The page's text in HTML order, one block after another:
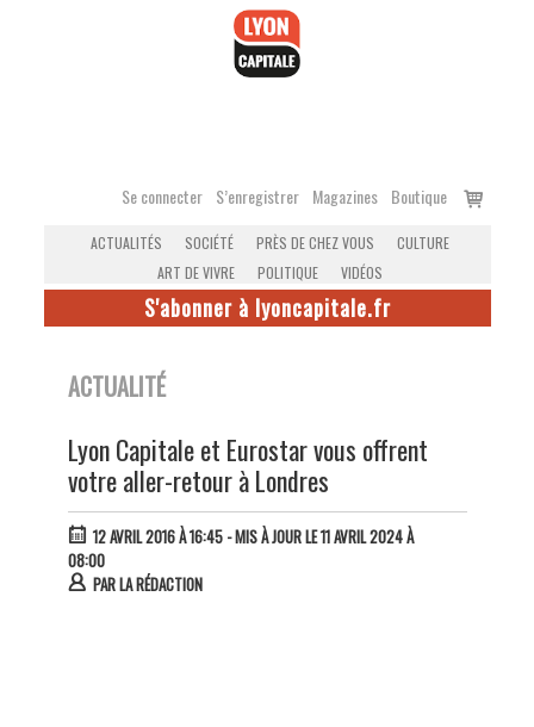
Se connecter S’enregistrer Magazines Boutique
Voir
ACTUALITÉS SOCIÉTÉ PRÈS DE CHEZ VOUS
CULTURE
ART DE VIVRE
POLITIQUE VIDÉOS
S'abonner à lyoncapitale.fr
ACTUALITÉ
Lyon Capitale et Eurostar vous offrent
votre aller-retour à Londres
12 AVRIL 2016 À 16:45- MIS À JOUR LE 11 AVRIL 2024 À
08:00
PARLA RÉDACTION